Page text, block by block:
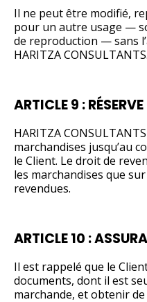
Il ne peut être modifié,
pour un autre usage —
de reproduction — sans
HARITZA CONSULTANTS.
ARTICLE 9 :
HARITZA
marchandises jusqu’au
le Client. Le droit de
les marchandises que
revendues.
ARTICLE 10 :
Il est rappelé que le
documents, dont il est
marchande, et obtenir de